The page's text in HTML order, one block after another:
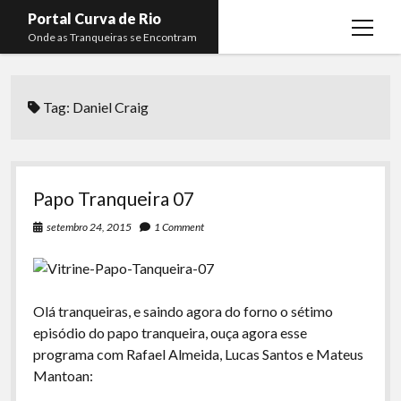
Portal Curva de Rio
Onde as Tranqueiras se Encontram
open
menu
Curva de Rio
Komos
Boca do Lixo
Rachão na Beira do RIo
Arquivo CDR
Papo Tranqueira
Membros
Mateus Mantoan
Rafael Almeida
Tag: Daniel Craig
Papo Tranqueira 07
setembro 24, 2015 1 Comment
Olá tranqueiras, e saindo agora do forno o sétimo
episódio do papo tranqueira, ouça agora esse
programa com Rafael Almeida, Lucas Santos e Mateus
Mantoan: